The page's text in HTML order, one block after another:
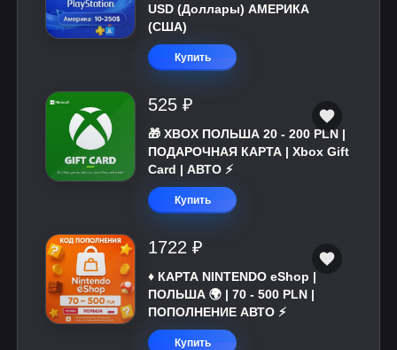
USD (Доллары) АМЕРИКА
(США)
Купить
525 ₽
🎁 XBOX ПОЛЬША 20 - 200 PLN |
ПОДАРОЧНАЯ КАРТА | Xbox Gift
Card | АВТО ⚡
Купить
1722 ₽
♦️ КАРТА NINTENDO eShop |
ПОЛЬША 🌍 | 70 - 500 PLN |
ПОПОЛНЕНИЕ АВТО ⚡
Купить